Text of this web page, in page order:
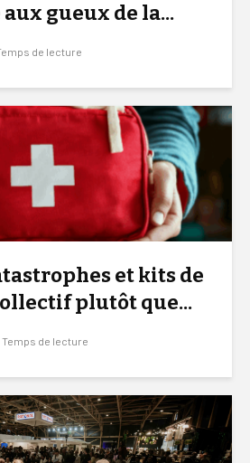
gueux de la...
de lecture
et kits de
plutôt que...
Temps de lecture